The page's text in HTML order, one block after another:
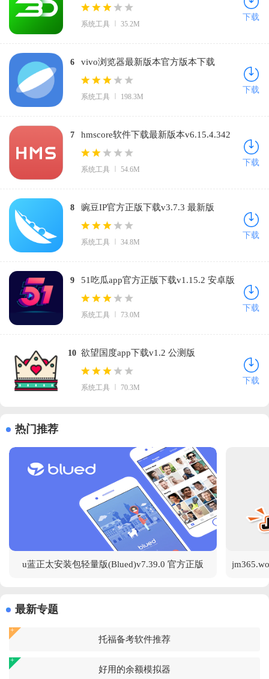
系统工具 35.2M
下载
6
vivo浏览器最新版本官方版本下载
v27.1.1.0 免费版
系统工具 198.3M
下载
7
hmscore软件下载最新版本v6.15.4.342
官方版
系统工具 54.6M
下载
8 豌豆IP官方正版下载v3.7.3 最新版
系统工具 34.8M
下载
9 51吃瓜app官方正版下载v1.15.2 安卓版
系统工具 73.0M
下载
10 欲望国度app下载v1.2 公测版
系统工具 70.3M
下载
热门推荐
u蓝正太安装包轻量版(Blued)v7.39.0 官方正版
最新专题
托福备考软件推荐
好用的余额模拟器